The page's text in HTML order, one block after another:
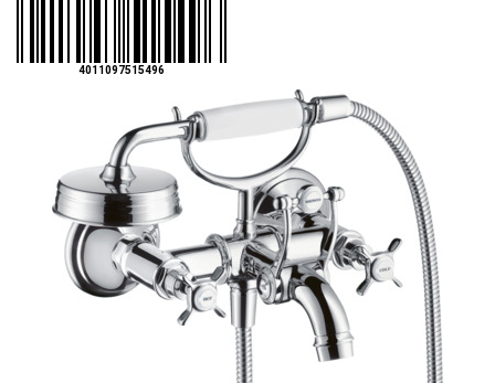
4011097515496